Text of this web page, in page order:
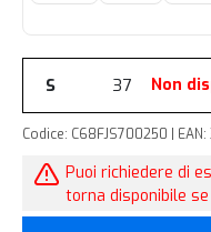
S 37 Non
Codice: C68FJS700250 |
Puoi richiedere di
torna disponibile